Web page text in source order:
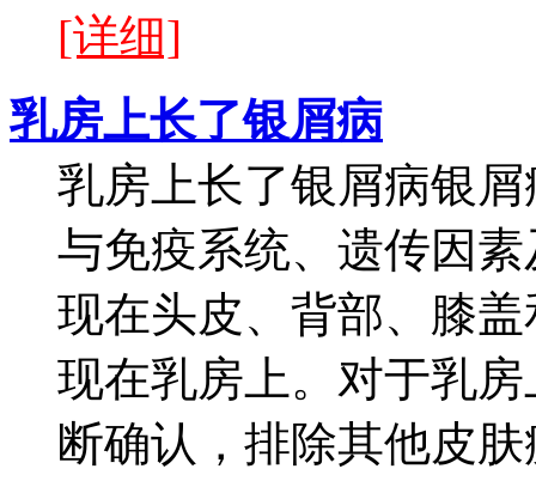
[详细]
乳房上长了银屑病
乳房上长了银屑病银
与免疫系统、遗传因
现在头皮、背部、膝
现在乳房上。对于乳
断确认，排除其他皮